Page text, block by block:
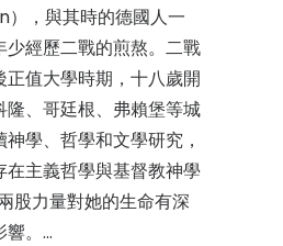
），與其時的德國人一
少經歷二戰的煎熬。二戰
正值大學時期，十八歲開
隆、哥廷根、弗賴堡等城
神學、哲學和文學研究，
在主義哲學與基督教神學
股力量對她的生命有深
響。…